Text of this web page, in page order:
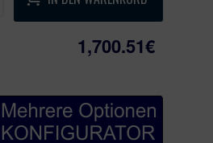
mechanisch - automatisches
mit Tagesfalle, als
AV3 die neuesten Beschläge
Rollbänder
1,700.51€